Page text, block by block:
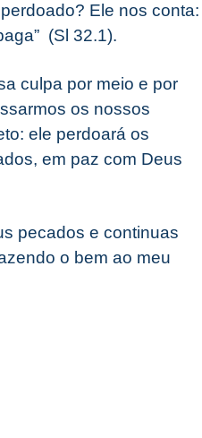
Ele nos conta:
(Sl 32.1).
culpa por meio e por
os nossos
ele perdoará os
em paz com Deus
pecados e continuas
o bem ao meu